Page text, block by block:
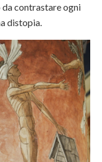
da contrastare ogni
distopia.